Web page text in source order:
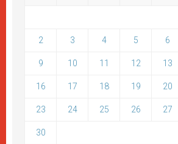
2 3 4 5 6
9 10 11 12 13
16 17 18 19 20
23 24 25 26 27
30